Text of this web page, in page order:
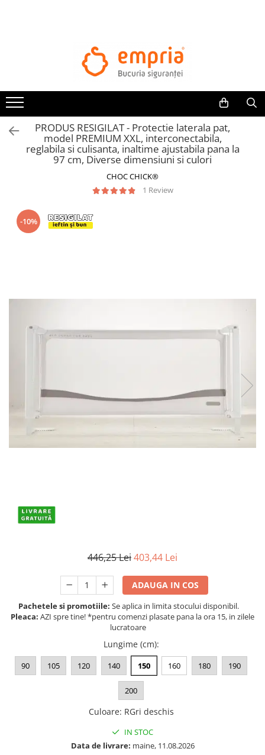
Bariere protectie pentru pat
Protectii mobilier
Banda protectie mobila copii
Protectie colturi mobila copii
Kituri de siguranta pentru copii si
bebelusi
Protectii exterior
Accesorii auto copii
Haine & accesorii plaja
Haine plaja / inot
Puericultura mare
Carucioare si scaune auto
Tarcuri copii / bebelusi
Ingrijire bebe si mama
Accesorii bebelusi / nou-nascuti
Perne si saltele bebelusi
Jucarii copii si jocuri educative
PRODUS RESIGILAT - Protectie laterala pat,
model PREMIUM XXL, interconectabila,
reglabila si culisanta, inaltime ajustabila pana la
97 cm, Diverse dimensiuni si culori
CHOC CHICK®
1 Review
-10%
446,25 Lei403,44 Lei
ADAUGA IN COS
Pachetele si promotiile: Se aplica in limita stocului disponibil.
Pleaca: AZI spre tine! *pentru comenzi plasate pana la ora 15, in zilele
lucratoare
Lungime (cm):
90 105 120 140 150 160 180 190
200
Culoare: RGri deschis
IN STOC
Data de livrare: maine, 11.08.2026